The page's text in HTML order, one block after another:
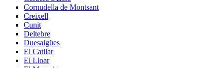
Cornudella de Montsant
Creixell
Cunit
Deltebre
Duesaigües
El Catllar
El Lloar